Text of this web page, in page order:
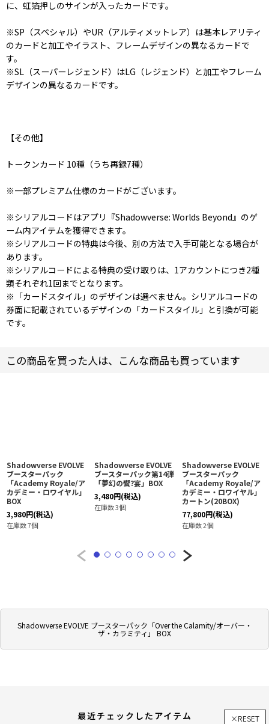
Shadowverse EVOLVE ブースターパック「Over the Calamity/オーバー・
ザ・カラミティ」 BOX
に、虹箔押しのサインが入ったカードです。
※SP（スペシャル）やUR（アルティメットレア）は基本レアリティ
のカードと加工やイラスト、フレームデザインの異なるカードで
す。
※SL（スーパーレジェンド）はLG（レジェンド）と加工やフレーム
デザインの異なるカードです。
【その他】
トークンカード 10種（うち再録7種）
※一部プレミアム仕様のカードがございます。
※シリアルコードはアプリ『Shadowverse: Worlds Beyond』のゲ
ーム内アイテムを獲得できます。
※シリアルコードの特典は今後、別の方法で入手可能となる場合が
あります。
※シリアルコードによる特典の受け取りは、1アカウントにつき2種
類それぞれ1回までとなります。
※「カードスタイル」のデザインは選べません。シリアルコードの
券面に記載されているデザインの「カードスタイル」と引換が可能
です。
この商品を買った人は、こんな商品も買っています
Shadowverse EVOLVE
ブースターパック
「Academy Royale/ア
カデミー・ロワイヤル」
BOX
3,980円(税込)
在庫数 7個
Shadowverse EVOLVE
ブースターパック第14弾
「夢幻の饗?宴」BOX
3,480円(税込)
在庫数 3個
Shadowverse EVOLVE
ブースターパック
「Academy Royale/ア
カデミー・ロワイヤル」
カートン(20BOX)
77,800円(税込)
在庫数 2個
最近チェックしたアイテム ×RESET